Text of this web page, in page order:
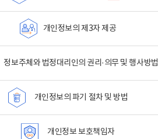
개인정보의 제3자 제공
정보주체와 법정대리인의 권리·의무 및 행사방법
개인정보의 파기 절차 및 방법
개인정보 보호책임자